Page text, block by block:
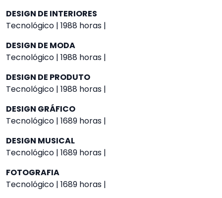
DESIGN DE INTERIORES
Tecnológico | 1988 horas |
DESIGN DE MODA
Tecnológico | 1988 horas |
DESIGN DE PRODUTO
Tecnológico | 1988 horas |
DESIGN GRÁFICO
Tecnológico | 1689 horas |
DESIGN MUSICAL
Tecnológico | 1689 horas |
FOTOGRAFIA
Tecnológico | 1689 horas |